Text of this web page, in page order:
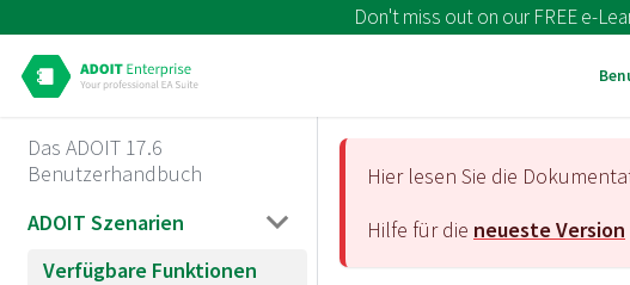
Don't miss out on our FREE e-
Das ADOIT 17.6
Benutzerhandbuch
ADOIT Szenarien
Verfügbare Funktionen
Hier lesen Sie die
Hilfe für die neueste Version